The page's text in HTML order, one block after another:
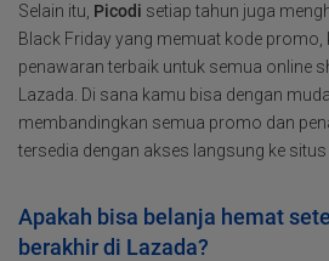
Selain itu, Picodi setiap tahun juga
Black Friday yang memuat kode promo,
penawaran terbaik untuk semua online
Lazada. Di sana kamu bisa dengan
membandingkan semua promo dan
tersedia dengan akses langsung ke
Apakah bisa belanja hemat
berakhir di Lazada?